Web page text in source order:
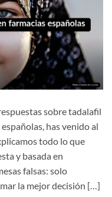
sobre tadalafil
has venido al
todo lo que
y basada en
falsas: solo
la mejor decisión […]